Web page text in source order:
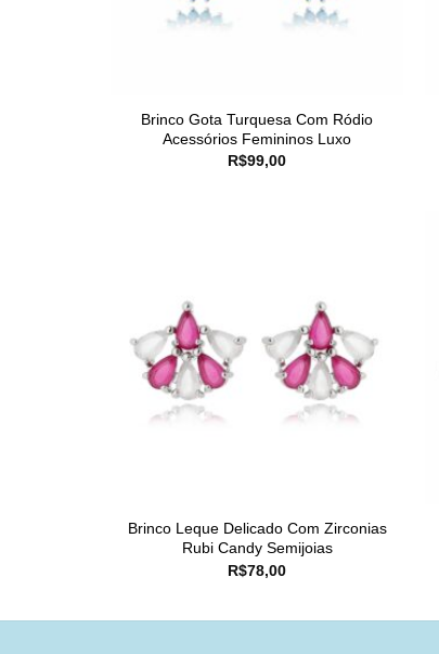
Brinco Gota Turquesa Com Ródio
Acessórios Femininos Luxo
R$99,00
Brinco Leque Delicado Com Zirconias
Rubi Candy Semijoias
R$78,00